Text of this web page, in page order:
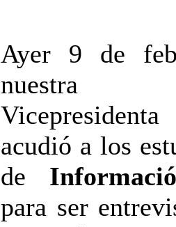
Ayer 9 de
nuestra
Vicepresidenta
acudió a los
de
para ser